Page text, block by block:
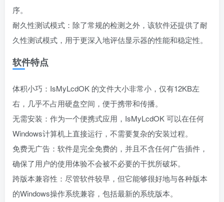
序。
耐久性测试模式：除了常规的检测之外，该软件还提供了耐
久性测试模式，用于更深入地评估显示器的性能和稳定性。
软件特点
体积小巧：IsMyLcdOK 的文件大小非常小，仅有12KB左
右，几乎不占用硬盘空间，便于携带和传播。
无需安装：作为一个便携式应用，IsMyLcdOK 可以在任何
Windows计算机上直接运行，不需要复杂的安装过程。
免费无广告：软件是完全免费的，并且不含任何广告插件，
确保了用户的使用体验不会被不必要的干扰所破坏。
跨版本兼容性：尽管软件较早，但它能够很好地与各种版本
的Windows操作系统兼容，包括最新的系统版本。